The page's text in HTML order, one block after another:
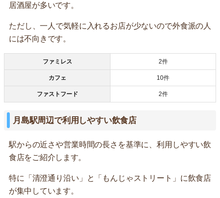
居酒屋が多いです。
ただし、一人で気軽に入れるお店が少ないので外食派の人
には不向きです。
ファミレス 2件
カフェ 10件
ファストフード 2件
月島駅周辺で利用しやすい飲食店
駅からの近さや営業時間の長さを基準に、利用しやすい飲
食店をご紹介します。
特に「清澄通り沿い」と「もんじゃストリート」に飲食店
が集中しています。